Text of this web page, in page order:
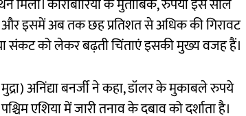
कारोबारियों के मुताबिक, रुपया इस साल
और इसमें अब तक छह प्रतिशत से अधिक की गिरावट
संकट को लेकर बढ़ती चिंताएं इसकी मुख्य वजह हैं।
अनिंद्या बनर्जी ने कहा, डॉलर के मुकाबले रुपये
एशिया में जारी तनाव के दबाव को दर्शाता है।